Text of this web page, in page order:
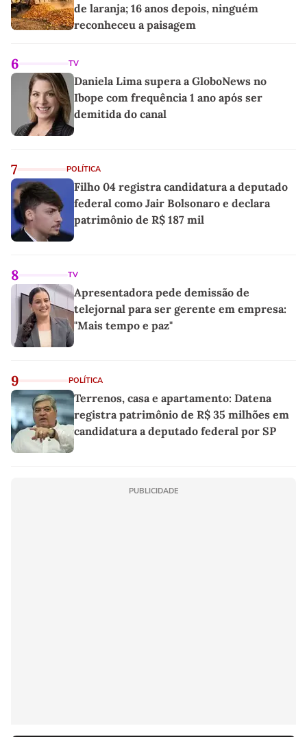
de laranja; 16 anos depois, ninguém
reconheceu a paisagem
6 TV
Daniela Lima supera a GloboNews no
Ibope com frequência 1 ano após ser
demitida do canal
7 POLÍTICA
Filho 04 registra candidatura a deputado
federal como Jair Bolsonaro e declara
patrimônio de R$ 187 mil
8 TV
Apresentadora pede demissão de
telejornal para ser gerente em empresa:
"Mais tempo e paz"
9 POLÍTICA
Terrenos, casa e apartamento: Datena
registra patrimônio de R$ 35 milhões em
candidatura a deputado federal por SP
PUBLICIDADE